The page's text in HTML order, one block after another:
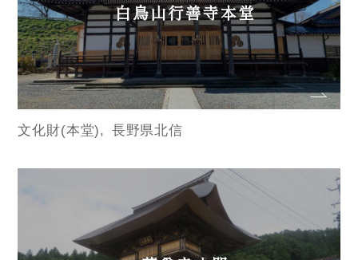
白鳥山行善寺本堂
文化財(本堂) 長野県北信